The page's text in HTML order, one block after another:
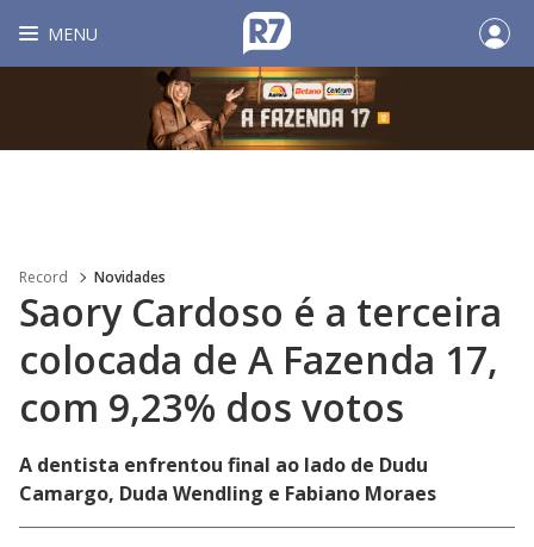
MENU
Record Novidades
Saory Cardoso é a terceira
colocada de A Fazenda 17,
com 9,23% dos votos
A dentista enfrentou final ao lado de Dudu
Camargo, Duda Wendling e Fabiano Moraes